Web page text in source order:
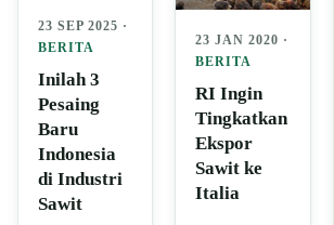
23 SEP 2025 ·
BERITA
Inilah 3
Pesaing
Baru
Indonesia
di Industri
Sawit
23 JAN 2020 ·
BERITA
RI Ingin
Tingkatkan
Ekspor
Sawit ke
Italia